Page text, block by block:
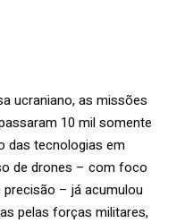
ucraniano, as missões
10 mil somente
das tecnologias em
de drones – com foco
– já acumulou
pelas forças militares,